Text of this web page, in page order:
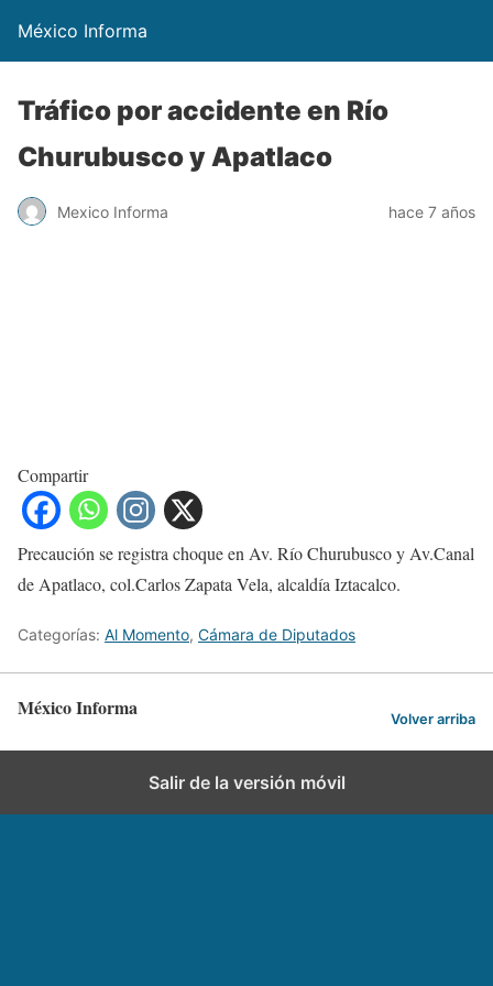
México Informa
Tráfico por accidente en Río
Churubusco y Apatlaco
Mexico Informa hace 7 años
Compartir
Precaución se registra choque en Av. Río Churubusco y Av.Canal
de Apatlaco, col.Carlos Zapata Vela, alcaldía Iztacalco.
Categorías: Al Momento, Cámara de Diputados
México Informa Volver arriba
Salir de la versión móvil